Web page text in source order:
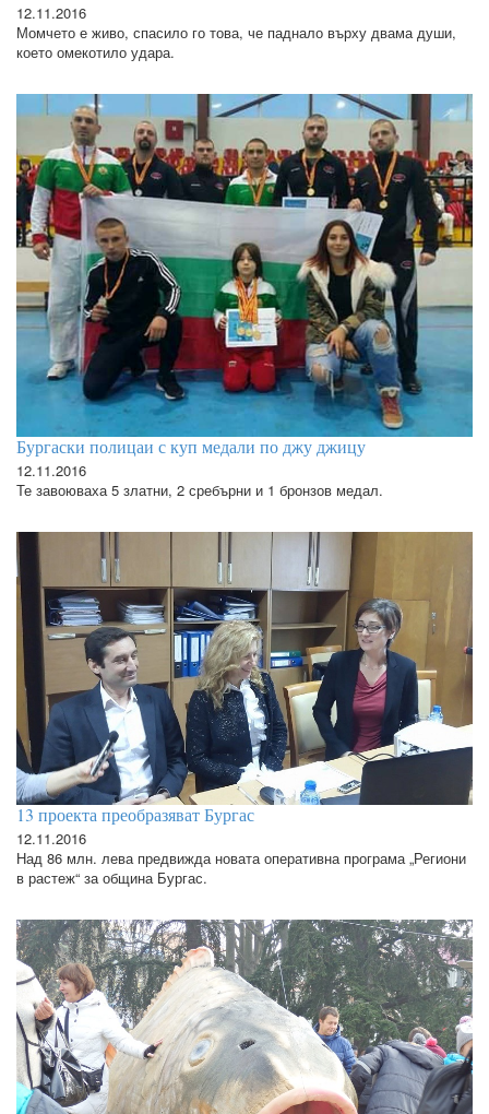
12.11.2016
Момчето е живо, спасило го това, че паднало върху двама души,
което омекотило удара.
Бургаски полицаи с куп медали по джу джицу
12.11.2016
Те завоюваха 5 златни, 2 сребърни и 1 бронзов медал.
13 проекта преобразяват Бургас
12.11.2016
Над 86 млн. лева предвижда новата оперативна програма „Региони
в растеж“ за община Бургас.